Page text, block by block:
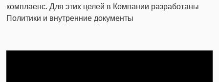
комплаенс. Для этих целей в Компании разработаны
Политики и внутренние документы